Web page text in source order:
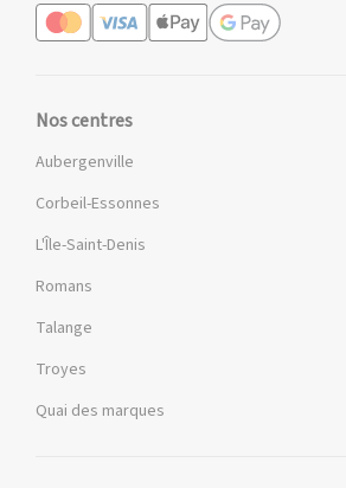
Nos centres
Aubergenville
Corbeil-Essonnes
L'Île-Saint-Denis
Romans
Talange
Troyes
Quai des marques